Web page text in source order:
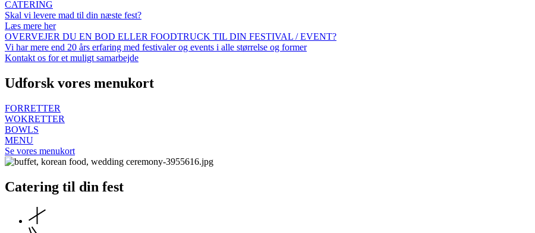
CATERING
Skal vi levere mad til din næste fest?
Læs mere her
OVERVEJER DU EN BOD ELLER FOODTRUCK TIL DIN FESTIVAL / EVENT?
Vi har mere end 20 års erfaring med festivaler og events i alle størrelse og former
Kontakt os for et muligt samarbejde
Udforsk vores menukort
FORRETTER
WOKRETTER
BOWLS
MENU
Se vores menukort
Catering til din fest